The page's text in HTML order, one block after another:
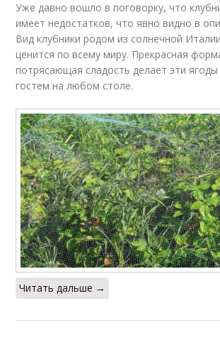
Уже давно вошло в поговорку, что
имеет недостатков, что явно видно в
Вид клубники родом из солнечной
ценится по всему миру. Прекрасная
потрясающая сладость делает эти
гостем на любом столе.
Читать дальше →